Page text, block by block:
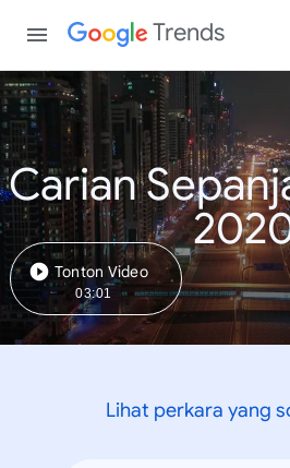
Trends
Carian
Tonton Video
03:01
Lihat perkara yang